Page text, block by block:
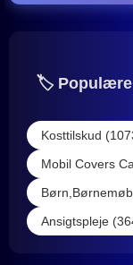
🏷️ Populære
Kosttilskud
Mobil Covers
Ansigtspleje